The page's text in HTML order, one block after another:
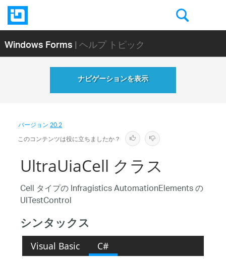
Windows Forms| ヘルプ トピック
ナビゲーションを表示
バージョン20.2
このコンテンツは役に立ちましたか？
UltraUiaCell クラス
Cell タイプの Infragistics AutomationElements の
UITestControl
シンタックス
Visual Basic C#